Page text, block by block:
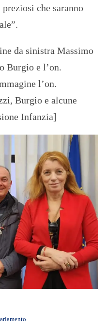
che saranno
da sinistra Massimo
Burgio e l’on.
l’on.
Burgio e alcune
Infanzia]